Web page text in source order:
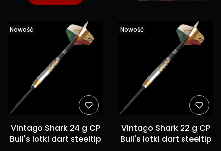
Nowość
Vintago Shark 24 g CP
Bull's lotki dart steeltip
Nowość
Vintago Shark 22 g CP
Bull's lotki dart steeltip